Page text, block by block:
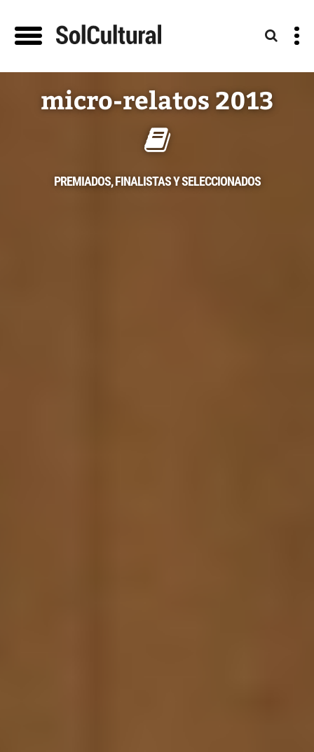
micro-relatos 2013
PREMIADOS, FINALISTAS Y SELECCIONADOS